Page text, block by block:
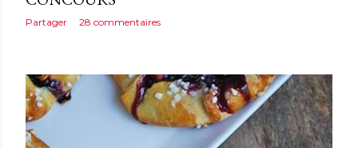
Partager 28 commentaires